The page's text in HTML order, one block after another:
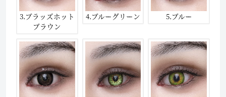
3.ブラッズホット
ブラウン
4.ブルーグリーン 5.ブルー